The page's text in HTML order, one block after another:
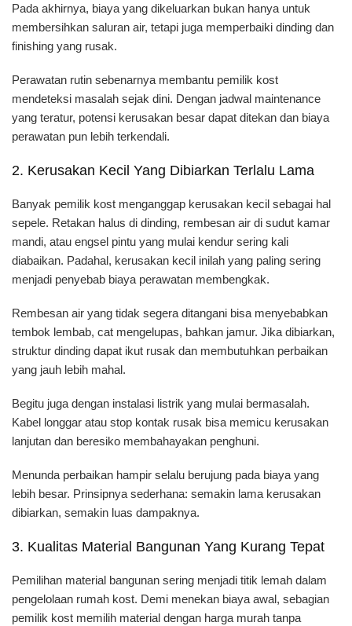
Pada akhirnya, biaya yang dikeluarkan bukan hanya untuk
membersihkan saluran air, tetapi juga memperbaiki dinding dan
finishing yang rusak.
Perawatan rutin sebenarnya membantu pemilik kost
mendeteksi masalah sejak dini. Dengan jadwal maintenance
yang teratur, potensi kerusakan besar dapat ditekan dan biaya
perawatan pun lebih terkendali.
2. Kerusakan Kecil Yang Dibiarkan Terlalu Lama
Banyak pemilik kost menganggap kerusakan kecil sebagai hal
sepele. Retakan halus di dinding, rembesan air di sudut kamar
mandi, atau engsel pintu yang mulai kendur sering kali
diabaikan. Padahal, kerusakan kecil inilah yang paling sering
menjadi penyebab biaya perawatan membengkak.
Rembesan air yang tidak segera ditangani bisa menyebabkan
tembok lembab, cat mengelupas, bahkan jamur. Jika dibiarkan,
struktur dinding dapat ikut rusak dan membutuhkan perbaikan
yang jauh lebih mahal.
Begitu juga dengan instalasi listrik yang mulai bermasalah.
Kabel longgar atau stop kontak rusak bisa memicu kerusakan
lanjutan dan beresiko membahayakan penghuni.
Menunda perbaikan hampir selalu berujung pada biaya yang
lebih besar. Prinsipnya sederhana: semakin lama kerusakan
dibiarkan, semakin luas dampaknya.
3. Kualitas Material Bangunan Yang Kurang Tepat
Pemilihan material bangunan sering menjadi titik lemah dalam
pengelolaan rumah kost. Demi menekan biaya awal, sebagian
pemilik kost memilih material dengan harga murah tanpa